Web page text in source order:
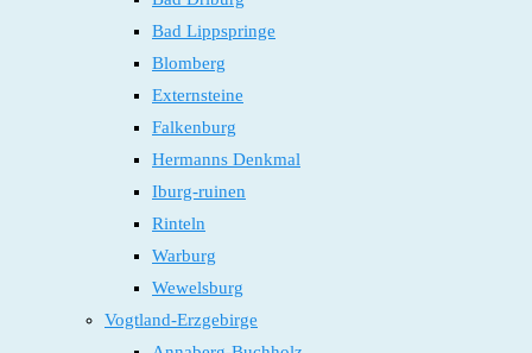
Bad Lippspringe
Blomberg
Externsteine
Falkenburg
Hermanns Denkmal
Iburg-ruinen
Rinteln
Warburg
Wewelsburg
Vogtland-Erzgebirge